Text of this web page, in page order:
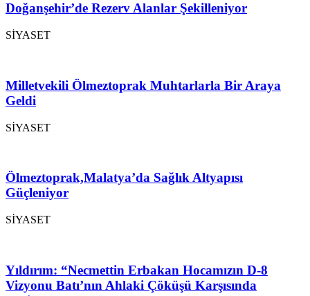
Doğanşehir’de Rezerv Alanlar Şekilleniyor
SİYASET
Milletvekili Ölmeztoprak Muhtarlarla Bir Araya
Geldi
SİYASET
Ölmeztoprak,Malatya’da Sağlık Altyapısı
Güçleniyor
SİYASET
Yıldırım: “Necmettin Erbakan Hocamızın D-8
Vizyonu Batı’nın Ahlaki Çöküşü Karşısında